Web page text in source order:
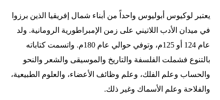
يعتبر لوكيوس أبوليوس واحداً من أبناء شمال إفريقيا الذين برزوا
في ميدان الأدب اللاتيني على زمن الإمبراطورية الرومانية. ولد
عام 124 أو 125م، وتوفي حوالي عام 180م. واتسمت كتاباته
بالتنوع فشملت الفلسفة والتاريخ والموسيقى والشعر والنحو
والحساب وعلم الفلك، وعلم وظائف الأعضاء، والعلوم الطبيعية،
والفلاحة وعلم الأسماك وغير ذلك.